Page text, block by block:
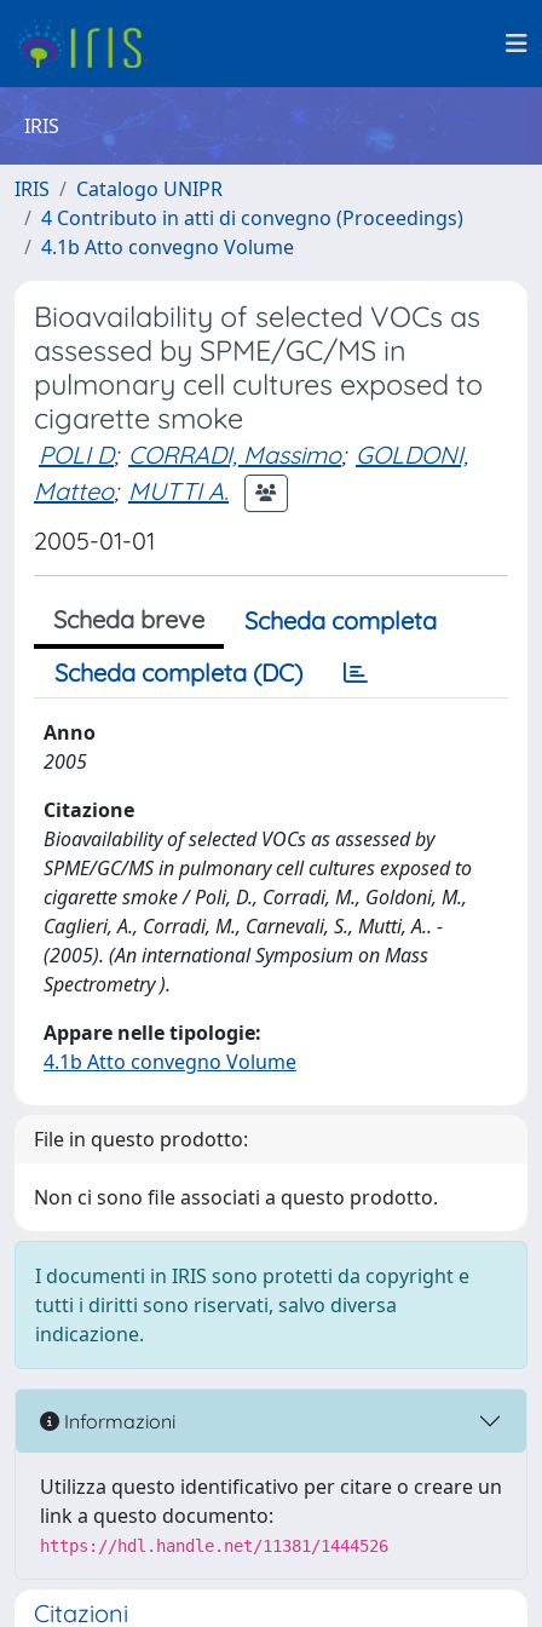
IRIS
IRIS
Catalogo UNIPR
4 Contributo in atti di convegno (Proceedings)
4.1b Atto convegno Volume
Bioavailability of selected VOCs as
assessed by SPME/GC/MS in
pulmonary cell cultures exposed to
cigarette smoke
POLI D; CORRADI, Massimo; GOLDONI,
Matteo; MUTTI A.
2005-01-01
Scheda breve
Scheda completa
Scheda completa (DC)
Anno
2005
Citazione
Bioavailability of selected VOCs as assessed by
SPME/GC/MS in pulmonary cell cultures exposed to
cigarette smoke / Poli, D., Corradi, M., Goldoni, M.,
Caglieri, A., Corradi, M., Carnevali, S., Mutti, A.. -
(2005). (An international Symposium on Mass
Spectrometry ).
Appare nelle tipologie:
4.1b Atto convegno Volume
File in questo prodotto:
Non ci sono file associati a questo prodotto.
I documenti in IRIS sono protetti da copyright e
tutti i diritti sono riservati, salvo diversa
indicazione.
Informazioni
Utilizza questo identificativo per citare o creare un
link a questo documento:
https://hdl.handle.net/11381/1444526
Citazioni